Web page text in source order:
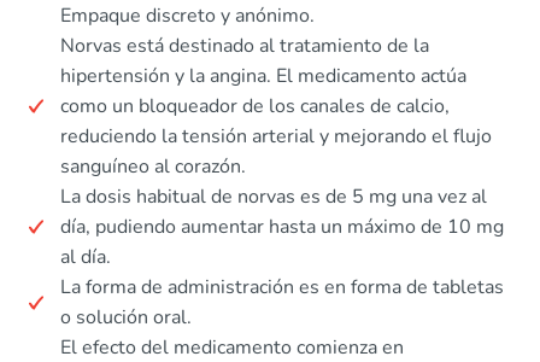
Empaque discreto y anónimo.
Norvas está destinado al tratamiento de la
hipertensión y la angina. El medicamento actúa
como un bloqueador de los canales de calcio,
reduciendo la tensión arterial y mejorando el flujo
sanguíneo al corazón.
La dosis habitual de norvas es de 5 mg una vez al
día, pudiendo aumentar hasta un máximo de 10 mg
al día.
La forma de administración es en forma de tabletas
o solución oral.
El efecto del medicamento comienza en